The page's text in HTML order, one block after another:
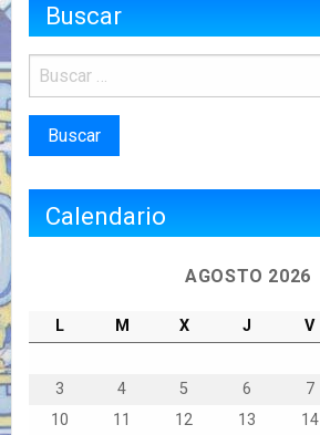
Buscar
Calendario
AGOSTO 2026
L M X J V
3
4 5 6 7
10
11 12 13 14